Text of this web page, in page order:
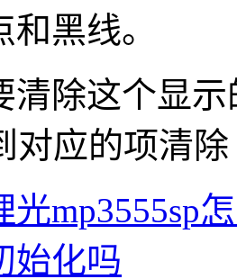
黑线。
清除这个显
对应的项清除
光mp3555sp
始化吗